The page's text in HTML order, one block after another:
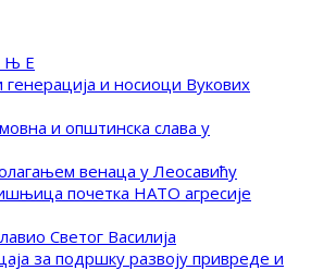
Њ Е
и носиоци Вукових
и општинска слава у
венаца у Леосавићу
почетка НАТО агресије
Светог Василија
за подршку развоју привреде и